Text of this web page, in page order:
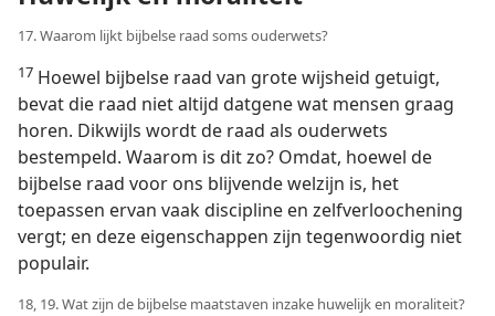
17. Waarom lijkt bijbelse raad soms ouderwets?
17 Hoewel bijbelse raad van grote wijsheid getuigt,
bevat die raad niet altijd datgene wat mensen graag
horen. Dikwijls wordt de raad als ouderwets
bestempeld. Waarom is dit zo? Omdat, hoewel de
bijbelse raad voor ons blijvende welzijn is, het
toepassen ervan vaak discipline en zelfverloochening
vergt; en deze eigenschappen zijn tegenwoordig niet
populair.
18, 19. Wat zijn de bijbelse maatstaven inzake huwelijk en moraliteit?